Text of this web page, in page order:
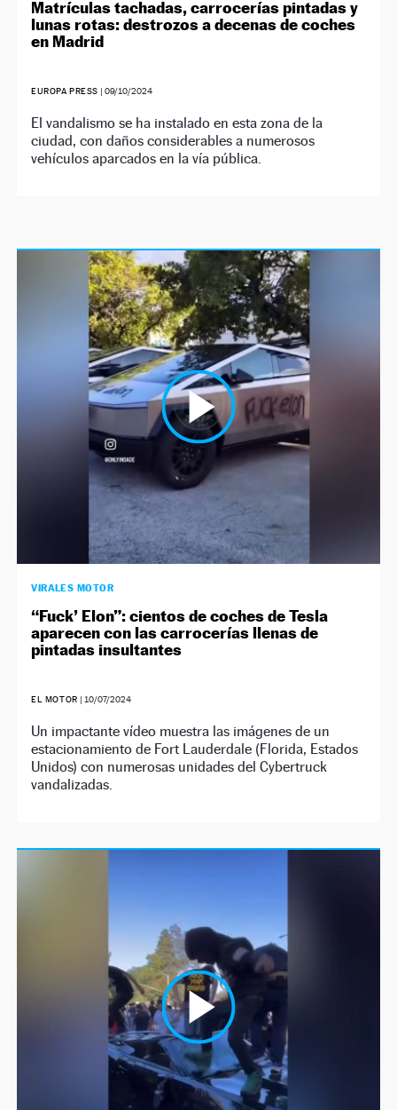
Matrículas tachadas, carrocerías pintadas y
lunas rotas: destrozos a decenas de coches
en Madrid
EUROPA PRESS |09/10/2024
El vandalismo se ha instalado en esta zona de la
ciudad, con daños considerables a numerosos
vehículos aparcados en la vía pública.
VIRALES MOTOR
“Fuck’ Elon”: cientos de coches de Tesla
aparecen con las carrocerías llenas de
pintadas insultantes
EL MOTOR | 10/07/2024
Un impactante vídeo muestra las imágenes de un
estacionamiento de Fort Lauderdale (Florida, Estados
Unidos) con numerosas unidades del Cybertruck
vandalizadas.